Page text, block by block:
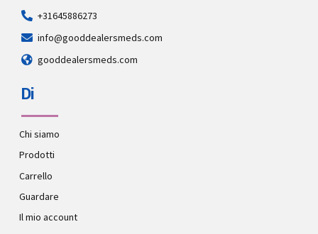
+31645886273
info@gooddealersmeds.com
gooddealersmeds.com
Di
Chi siamo
Prodotti
Carrello
Guardare
Il mio account